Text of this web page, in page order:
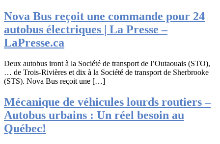
Nova Bus reçoit une commande pour 24
autobus électriques | La Presse –
LaPresse.ca
Deux autobus iront à la Société de transport de l’Outaouais (STO),
… de Trois-Rivières et dix à la Société de transport de Sherbrooke
(STS). Nova Bus reçoit une […]
Mécanique de véhicules lourds routiers –
Autobus urbains : Un réel besoin au
Québec!